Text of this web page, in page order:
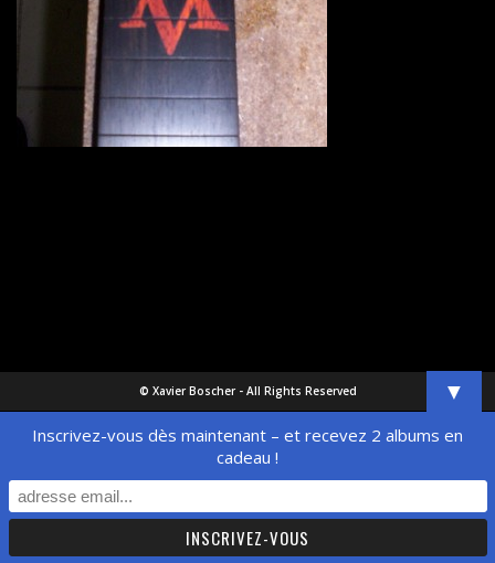
© Xavier Boscher - All Rights Reserved ▼
Inscrivez-vous dès maintenant – et recevez 2 albums en
cadeau !